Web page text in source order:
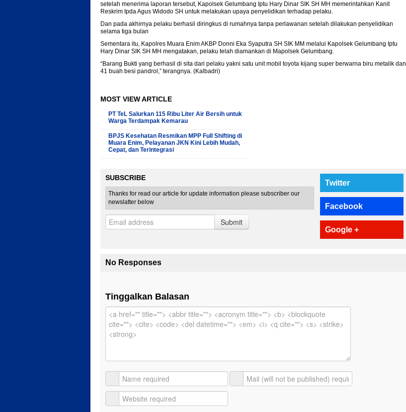
setelah menerima laporan tersebut, Kapolsek Gelumbang Iptu Hary Dinar SIK SH MH memerintahkan Kanit
Reskrim Ipda Agus Widodo SH untuk melakukan upaya penyelidikan terhadap pelaku.
Dan pada akhirnya pelaku berhasil diringkus di rumahnya tanpa perlawanan setelah dilakukan penyelidikan
selama tiga bulan
Sementara itu, Kapolres Muara Enim AKBP Donni Eka Syaputra SH SIK MM melalui Kapolsek Gelumbang Iptu
Hary Dinar SIK SH MH mengatakan, pelaku telah diamankan di Mapolsek Gelumbang.
“Barang Bukti yang berhasil di sita dari pelaku yakni satu unit mobil toyota kijang super berwarna biru metalik dan
41 buah besi pandrol,” terangnya. (Kalbadri)
MOST VIEW ARTICLE
PT TeL Salurkan 115 Ribu Liter Air Bersih untuk
Warga Terdampak Kemarau
BPJS Kesehatan Resmikan MPP Full Shifting di
Muara Enim, Pelayanan JKN Kini Lebih Mudah,
Cepat, dan Terintegrasi
SUBSCRIBE
Thanks for read our article for update information please subscriber our
newslatter below
Submit
Twitter
Facebook
Google +
No Responses
Tinggalkan Balasan